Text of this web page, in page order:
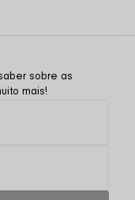
sobre as
mais!